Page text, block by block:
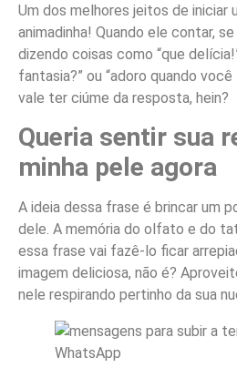
Um dos melhores jeitos de iniciar
animadinha! Quando ele contar,
dizendo coisas como “que
fantasia?” ou “adoro quando
vale ter ciúme da resposta, hein?
Queria sentir sua
minha pele agora
A ideia dessa frase é brincar um
dele. A memória do olfato e do
essa frase vai fazê-lo ficar
imagem deliciosa, não é?
nele respirando pertinho da sua